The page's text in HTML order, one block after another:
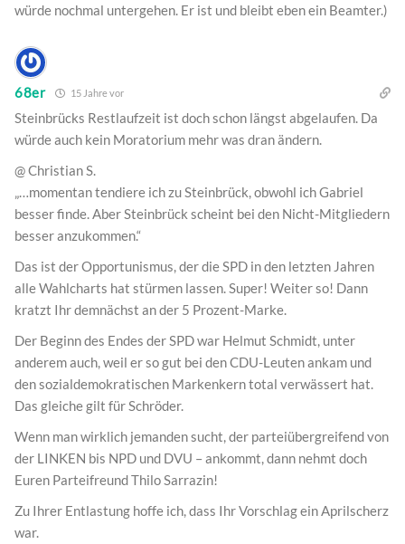
würde nochmal untergehen. Er ist und bleibt eben ein Beamter.)
68er 15 Jahre vor
Steinbrücks Restlaufzeit ist doch schon längst abgelaufen. Da
würde auch kein Moratorium mehr was dran ändern.
@ Christian S.
„…momentan tendiere ich zu Steinbrück, obwohl ich Gabriel
besser finde. Aber Steinbrück scheint bei den Nicht-Mitgliedern
besser anzukommen.“
Das ist der Opportunismus, der die SPD in den letzten Jahren
alle Wahlcharts hat stürmen lassen. Super! Weiter so! Dann
kratzt Ihr demnächst an der 5 Prozent-Marke.
Der Beginn des Endes der SPD war Helmut Schmidt, unter
anderem auch, weil er so gut bei den CDU-Leuten ankam und
den sozialdemokratischen Markenkern total verwässert hat.
Das gleiche gilt für Schröder.
Wenn man wirklich jemanden sucht, der parteiübergreifend von
der LINKEN bis NPD und DVU – ankommt, dann nehmt doch
Euren Parteifreund Thilo Sarrazin!
Zu Ihrer Entlastung hoffe ich, dass Ihr Vorschlag ein Aprilscherz
war.